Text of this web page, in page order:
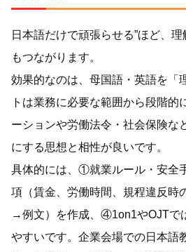
日本語だけで頑張らせる”ほど、
もつながります。
効果的なのは、母国語・英語を「
トは業務に必要な範囲から段階
ーションや労働法令・社会保険な
にする思想と相性が良いです。
具体的には、①就業ルール・安全
項（賃金、労働時間、規程違反
→例文）を作成、④1on1やOJTで
やすいです。企業会場での日本語